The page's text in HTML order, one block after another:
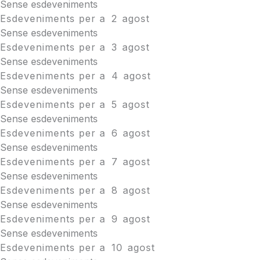
Sense esdeveniments
Esdeveniments per a
2 agost
Sense esdeveniments
Esdeveniments per a 3 agost
Sense esdeveniments
Esdeveniments per a
4 agost
Sense esdeveniments
Esdeveniments per a 5 agost
Sense esdeveniments
Esdeveniments per a 6 agost
Sense esdeveniments
Esdeveniments per a
7 agost
Sense esdeveniments
Esdeveniments per a 8 agost
Sense esdeveniments
Esdeveniments per a 9 agost
Sense esdeveniments
Esdeveniments per a 10 agost